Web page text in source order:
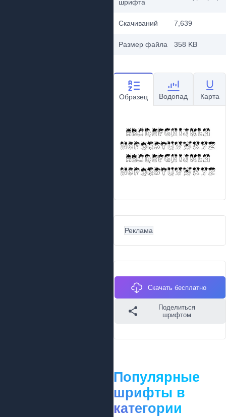
шрифта
Скачиваний 7,639
Размер файла 358 KB
Образец Водопад Карта
Реклама
Скачать бесплатно
Поделиться
шрифтом
Популярные
шрифты в
категории